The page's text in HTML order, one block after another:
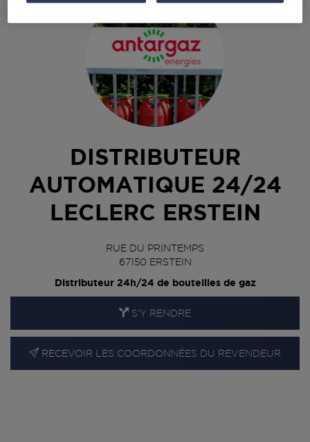
DISTRIBUTEUR
AUTOMATIQUE 24/24
LECLERC ERSTEIN
RUE DU PRINTEMPS
67150 ERSTEIN
Distributeur 24h/24 de bouteilles de gaz
S'Y RENDRE
RECEVOIR LES COORDONNÉES DU REVENDEUR